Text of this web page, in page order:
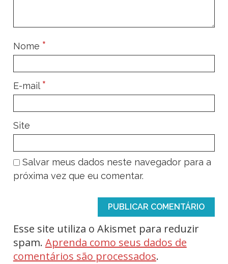
Nome *
E-mail*
Site
Salvar meus dados neste navegador para a
próxima vez que eu comentar.
Esse site utiliza o Akismet para reduzir
spam. Aprenda como seus dados de
comentários são processados.